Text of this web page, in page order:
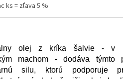
ks = zľava 5 %
olej z kríka šalvie - v
machom - dodáva týmto
silu, ktorú podporuje